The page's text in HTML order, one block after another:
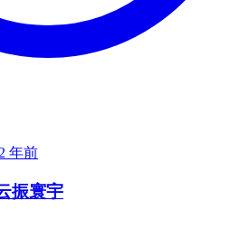
2 年前
振寰宇